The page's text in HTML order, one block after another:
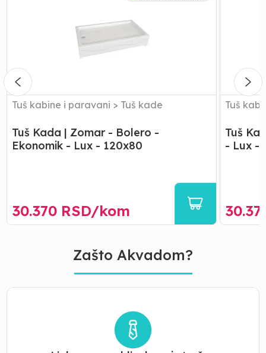
Ekonomik
Lux
Tuš kabine i paravani > Tuš kade
Tuš Kada | Zomar - Bolero -
Ekonomik - Lux - 120x80
30.370 RSD/kom
Lux
100x80
Tuš
Tuš
- Lux -
Zašto Akvadom?